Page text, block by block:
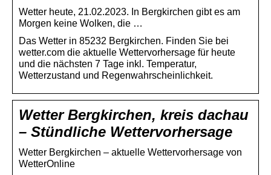
Wetter heute, 21.02.2023. In Bergkirchen gibt es am
Morgen keine Wolken, die …
Das Wetter in 85232 Bergkirchen. Finden Sie bei
wetter.com die aktuelle Wettervorhersage für heute
und die nächsten 7 Tage inkl. Temperatur,
Wetterzustand und Regenwahrscheinlichkeit.
Wetter Bergkirchen, kreis dachau
– Stündliche Wettervorhersage
Wetter Bergkirchen – aktuelle Wettervorhersage von
WetterOnline